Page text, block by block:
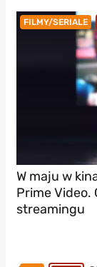
FILMY/SERIALE
W maju w
Prime Video.
streamingu